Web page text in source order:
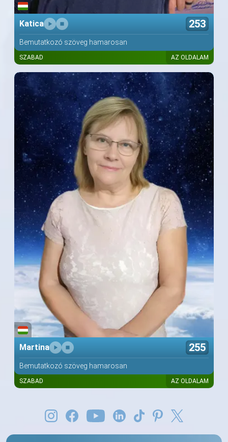
Katica 253
Bemutatkozó szöveg hamarosan
SZABAD AZ OLDALAM
Martina 255
Bemutatkozó szöveg hamarosan
SZABAD AZ OLDALAM